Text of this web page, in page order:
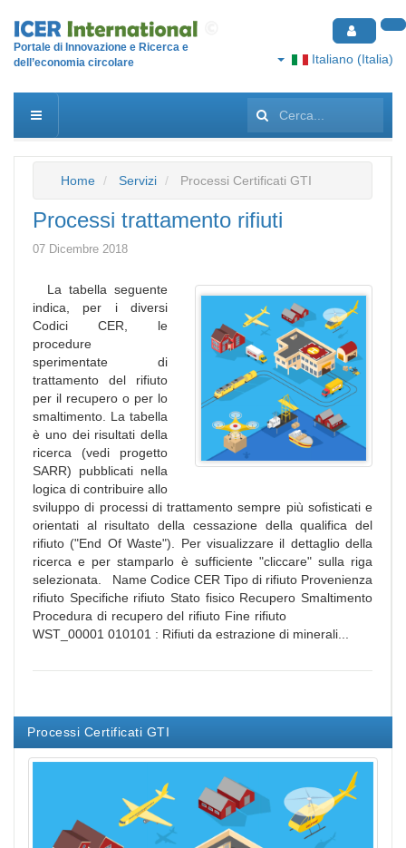
Portale di Innovazione e Ricerca e
dell’economia circolare
Italiano (Italia)
Cerca...
Home Servizi Processi Certificati GTI
Processi trattamento rifiuti
07 Dicembre 2018
La tabella seguente
indica, per i diversi
Codici CER, le
procedure
sperimentate di
trattamento del rifiuto
per il recupero o per lo
smaltimento. La tabella
è uno dei risultati della
ricerca (vedi progetto
SARR) pubblicati nella
logica di contribuire allo
sviluppo di processi di trattamento sempre più sofisticati e
orientati al risultato della cessazione della qualifica del
rifiuto ("End Of Waste"). Per visualizzare il dettaglio della
ricerca e per stamparlo è sufficiente "cliccare" sulla riga
selezionata. Name Codice CER Tipo di rifiuto Provenienza
rifiuto Specifiche rifiuto Stato fisico Recupero Smaltimento
Procedura di recupero del rifiuto Fine rifiuto
WST_00001 010101 : Rifiuti da estrazione di minerali...
Processi Certificati GTI